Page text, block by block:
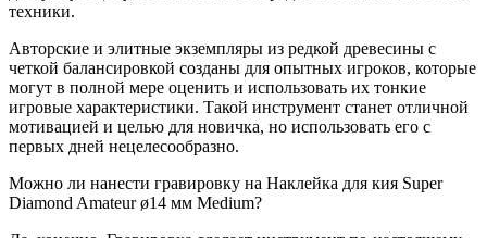
техники.
Авторские и элитные экземпляры из редкой древесины с
четкой балансировкой созданы для опытных игроков, которые
могут в полной мере оценить и использовать их тонкие
игровые характеристики. Такой инструмент станет отличной
мотивацией и целью для новичка, но использовать его с
первых дней нецелесообразно.
Можно ли нанести гравировку на Наклейка для кия Super
Diamond Amateur ø14 мм Medium?